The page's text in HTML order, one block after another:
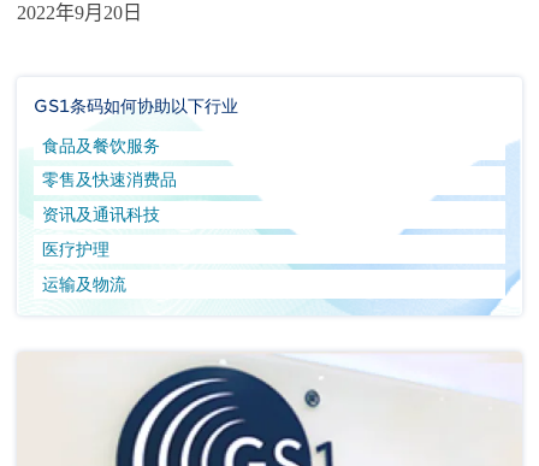
2022年9月 20 日
GS1条码如何协助以下行业
食品及餐饮服务
零售及快速消费品
资讯及通讯科技
医疗护理
运输及物流